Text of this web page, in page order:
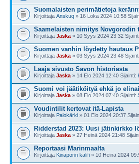
Suomalaisten perimä­­tietoja
Kirjoittaja Anskuq » 16 Loka 2024 10:58
Saamelaisten nimitys Novgorodin
Kirjoittaja Jaska » 10 Syys 2024 23:32
Suomen vanhin löydetty hautaus
Kirjoittaja Jaska » 03 Syys 2024 23:48
Laaja sivusto Savon historiasta
Kirjoittaja Jaska » 14 Elo 2024 12:40 Sijainti:
Suomi voi jäätiköityä ehkä jo
Kirjoittaja Jaska » 08 Elo 2024 07:40 Sijainti:
Voudintilit kertovat itä-Lapista
Kirjoittaja Palokärki » 01 Elo 2024 20:37
Ridderstad 2023: Uusi jätinkirkko
Kirjoittaja Jaska » 27 Heinä 2024 21:48
Reportaasi Marinmaalta
Kirjoittaja Kinaporin kalifi » 10 Heinä 2024